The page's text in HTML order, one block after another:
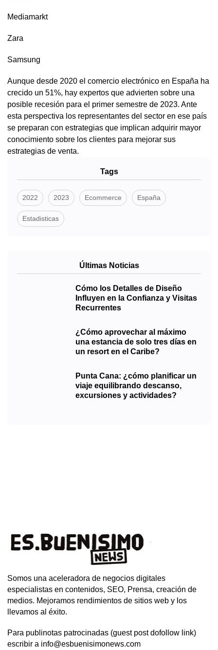
Mediamarkt
Zara
Samsung
Aunque desde 2020 el comercio electrónico en España ha
crecido un 51%, hay expertos que advierten sobre una
posible recesión para el primer semestre de 2023. Ante
esta perspectiva los representantes del sector en ese país
se preparan con estrategias que implican adquirir mayor
conocimiento sobre los clientes para mejorar sus
estrategias de venta.
Tags
2022 2023 Ecommerce España
Estadisticas
Últimas Noticias
Cómo los Detalles de Diseño
Influyen en la Confianza y Visitas
Recurrentes
¿Cómo aprovechar al máximo
una estancia de solo tres días en
un resort en el Caribe?
Punta Cana: ¿cómo planificar un
viaje equilibrando descanso,
excursiones y actividades?
Somos una aceleradora de negocios digitales
especialistas en contenidos, SEO, Prensa, creación de
medios. Mejoramos rendimientos de sitios web y los
llevamos al éxito.
Para publinotas patrocinadas (guest post dofollow link)
escribir a info@esbuenisimonews.com